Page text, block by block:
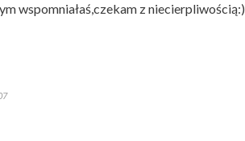
wspomniałaś,czekam z niecierpliwością:)